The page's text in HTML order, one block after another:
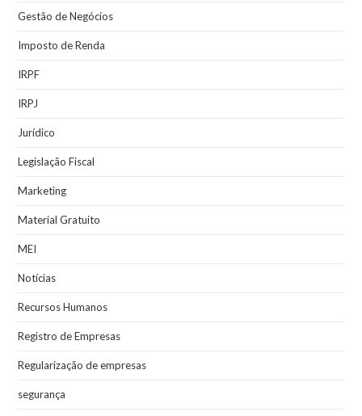
Gestão de Negócios
Imposto de Renda
IRPF
IRPJ
Jurídico
Legislação Fiscal
Marketing
Material Gratuito
MEI
Notícias
Recursos Humanos
Registro de Empresas
Regularização de empresas
segurança